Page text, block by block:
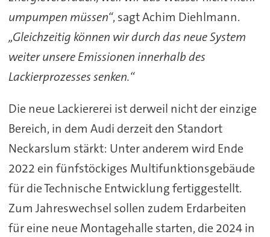
umpumpen müssen“, sagt Achim Diehlmann.
„Gleichzeitig können wir durch das neue System
weiter unsere Emissionen innerhalb des
Lackierprozesses senken.“
Die neue Lackiererei ist derweil nicht der einzige
Bereich, in dem Audi derzeit den Standort
Neckarslum stärkt: Unter anderem wird Ende
2022 ein fünfstöckiges Multifunktionsgebäude
für die Technische Entwicklung fertiggestellt.
Zum Jahreswechsel sollen zudem Erdarbeiten
für eine neue Montagehalle starten, die 2024 in